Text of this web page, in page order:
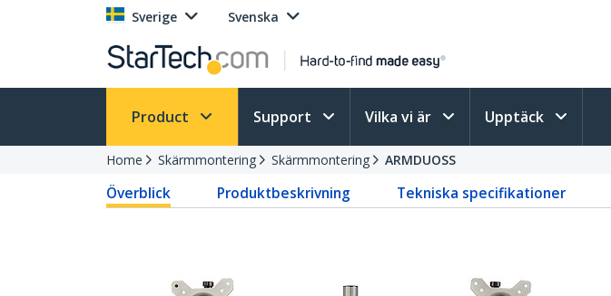
Sverige Svenska
Product Support Vilka vi är Upptäck
Home Skärmmontering Skärmmontering ARMDUOSS
Överblick Produktbeskrivning Tekniska specifikationer